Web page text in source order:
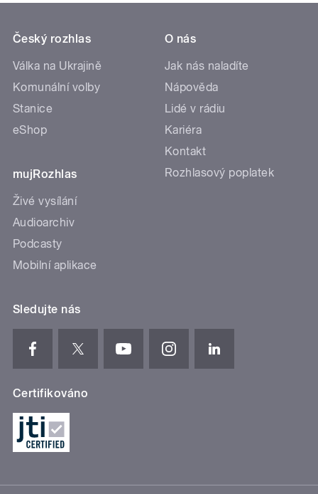
Český rozhlas
Válka na Ukrajině
Komunální volby
Stanice
eShop
mujRozhlas
Živé vysílání
Audioarchiv
Podcasty
Mobilní aplikace
O nás
Jak nás naladíte
Nápověda
Lidé v rádiu
Kariéra
Kontakt
Rozhlasový poplatek
Sledujte nás
Certifikováno